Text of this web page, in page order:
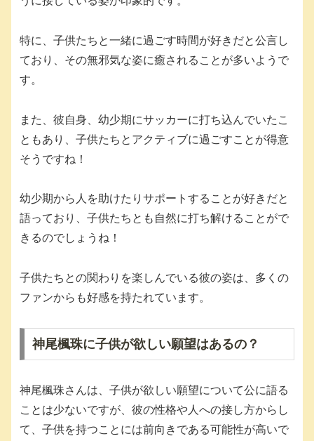
特に、子供たちと一緒に過ごす時間が好きだと公言し
ており、その無邪気な姿に癒されることが多いようで
す。
また、彼自身、幼少期にサッカーに打ち込んでいたこ
ともあり、子供たちとアクティブに過ごすことが得意
そうですね！
幼少期から人を助けたりサポートすることが好きだと
語っており、子供たちとも自然に打ち解けることがで
きるのでしょうね！
子供たちとの関わりを楽しんでいる彼の姿は、多くの
ファンからも好感を持たれています。
神尾楓珠に子供が欲しい願望はあるの？
神尾楓珠さんは、子供が欲しい願望について公に語る
ことは少ないですが、彼の性格や人への接し方からし
て、子供を持つことには前向きである可能性が高いで